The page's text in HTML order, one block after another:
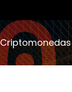
Criptomonedas